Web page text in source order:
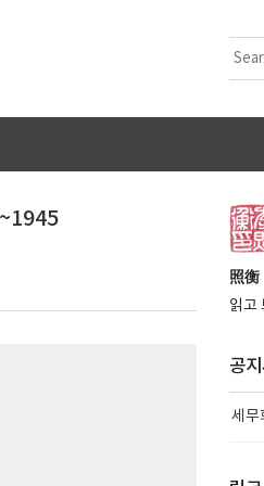
照衡
읽고
공
세무